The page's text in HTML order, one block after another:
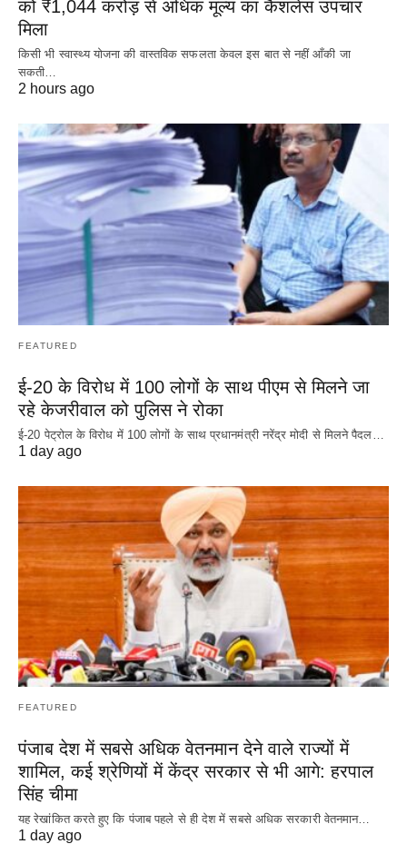
को ₹1,044 करोड़ से अधिक मूल्य का कैशलेस उपचार
मिला
किसी भी स्वास्थ्य योजना की वास्तविक सफलता केवल इस बात से नहीं आँकी जा
सकती…
2 hours ago
FEATURED
ई-20 के विरोध में 100 लोगों के साथ पीएम से मिलने जा
रहे केजरीवाल को पुलिस ने रोका
ई-20 पेट्रोल के विरोध में 100 लोगों के साथ प्रधानमंत्री नरेंद्र मोदी से मिलने पैदल…
1 day ago
FEATURED
पंजाब देश में सबसे अधिक वेतनमान देने वाले राज्यों में
शामिल, कई श्रेणियों में केंद्र सरकार से भी आगे: हरपाल
सिंह चीमा
यह रेखांकित करते हुए कि पंजाब पहले से ही देश में सबसे अधिक सरकारी वेतनमान…
1 day ago